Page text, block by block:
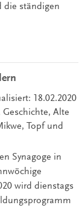
die ständigen
18.02.2020
Geschichte, Alte
Topf und
Synagoge in
wird dienstags